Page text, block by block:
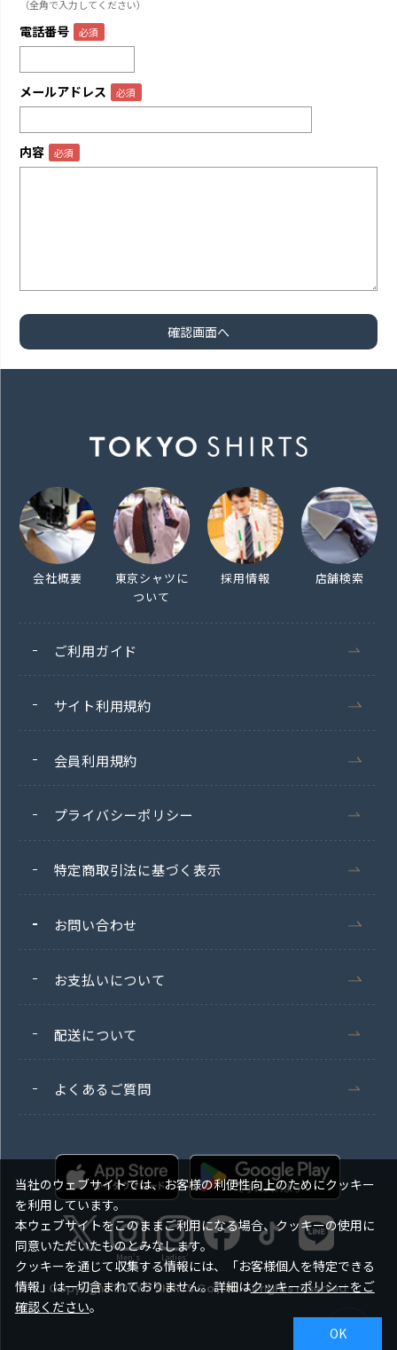
（全角で入力してください）
電話番号
メールアドレス
内容
会社概要
東京シャツに
ついて
採用情報 店舗検索
ご利用ガイド
サイト利用規約
会員利用規約
プライバシーポリシー
特定商取引法に基づく表示
お問い合わせ
お支払いについて
配送について
よくあるご質問
Men's Ladies'
Copyright TOKYO SHIRTS Co.,Ltd. All rights reserved.
当社のウェブサイトでは、お客様の利便性向上のためにクッキー
を利用しています。
本ウェブサイトをこのままご利用になる場合、クッキーの使用に
同意いただいたものとみなします。
クッキーを通じて収集する情報には、「お客様個人を特定できる
情報」は一切含まれておりません。詳細はクッキーポリシーをご
確認ください。
OK